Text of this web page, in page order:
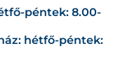
péntek: 8.00-
hétfő-péntek: